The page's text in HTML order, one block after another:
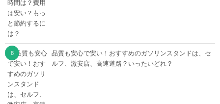
品質も安心で安い！おすすめのガソリンスタンドは、セ
ルフ、激安店、高速道路？いったいどれ？